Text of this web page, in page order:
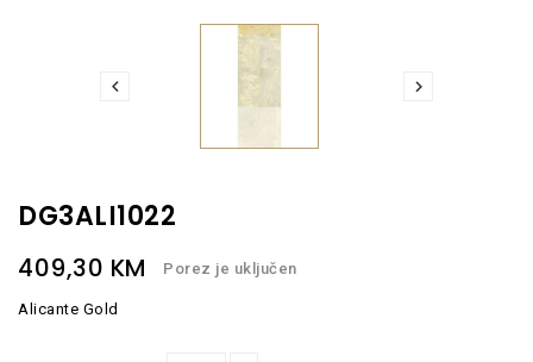
 
DG3ALI1022
409,30 KM Porez je uključen
Alicante Gold